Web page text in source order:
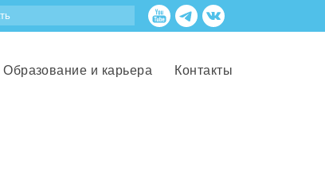
Образование и карьера Контакты